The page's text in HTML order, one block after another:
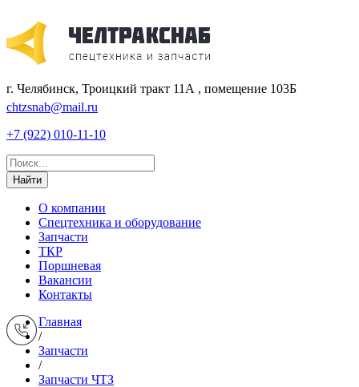
г. Челябинск, Троицкий тракт 11А , помещение 103Б
chtzsnab@mail.ru
+7 (922) 010-11-10
Найти
О компании
Спецтехника и оборудование
Запчасти
ТКР
Поршневая
Вакансии
Контакты
Главная
/
Запчасти
/
Запчасти ЧТЗ